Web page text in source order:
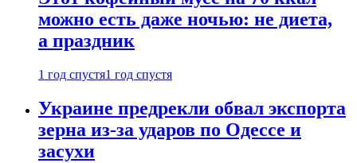
можно есть даже ночью: не диета,
а праздник
1 год спустя1 год спустя
Украине предрекли обвал экспорта
зерна из-за ударов по Одессе и
засухи